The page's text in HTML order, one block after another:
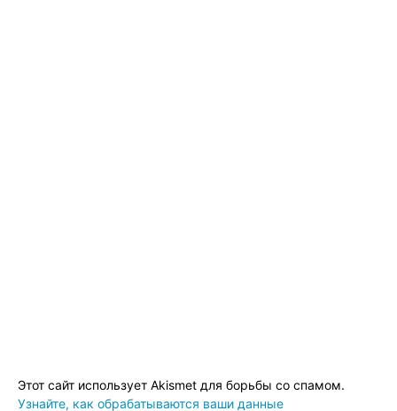
Этот сайт использует Akismet для борьбы со спамом.
Узнайте, как обрабатываются ваши данные